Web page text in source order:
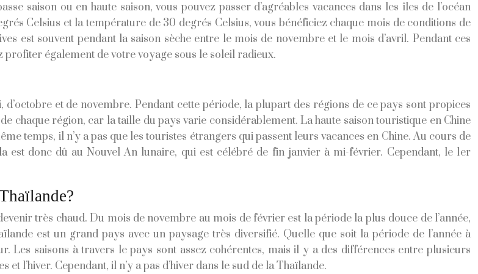
saison ou en haute saison, vous pouvez passer d’agréables vacances dans les îles de l’océan
Celsius et la température de 30 degrés Celsius, vous bénéficiez chaque mois de conditions de
est souvent pendant la saison sèche entre le mois de novembre et le mois d’avril. Pendant ces
profiter également de votre voyage sous le soleil radieux.
d’octobre et de novembre. Pendant cette période, la plupart des régions de ce pays sont propices
chaque région, car la taille du pays varie considérablement. La haute saison touristique en Chine
temps, il n’y a pas que les touristes étrangers qui passent leurs vacances en Chine. Au cours de
est donc dû au Nouvel An lunaire, qui est célébré de fin janvier à mi-février. Cependant, le 1er
très chaud. Du mois de novembre au mois de février est la période la plus douce de l’année,
est un grand pays avec un paysage très diversifié. Quelle que soit la période de l’année à
Les saisons à travers le pays sont assez cohérentes, mais il y a des différences entre plusieurs
l’hiver. Cependant, il n’y a pas d’hiver dans le sud de la Thaïlande.